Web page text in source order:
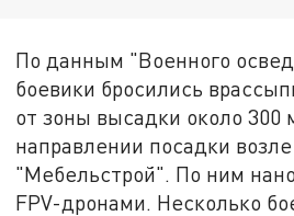
По данным "Военного
боевики бросились
от зоны высадки около 300
направлении посадки
"Мебельстрой". По ним
FPV-дронами. Несколько